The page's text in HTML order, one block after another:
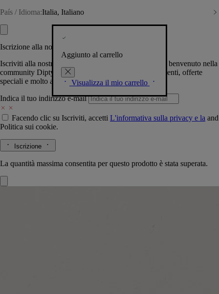
País / Idioma:Italia, Italiano
Aggiunto al carrello
Visualizza il mio carrello
Iscrizione alla nostra Newsletter
Iscriviti alla nostra newsletter per permetterci di darti il benvenuto nella
community Diptyque e tenerti al corrente su novità, eventi, offerte
speciali e molto altro.
Indica il tuo indirizzo e-mail
Facendo clic su Iscriviti, accetti L'informativa sulla privacy e la and
Politica sui cookie.
Iscrizione
La quantità massima consentita per questo prodotto è stata superata.